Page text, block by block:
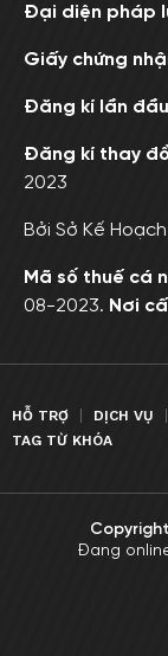
Đại diện pháp
Giấy chứng
Đăng kí lần
Đăng kí thay
2023
Bởi Sở Kế
Mã số thuế cá
08-2023. Nơi
HỖ TRỢ DỊCH VỤ
TAG TỪ KHÓA
Đang